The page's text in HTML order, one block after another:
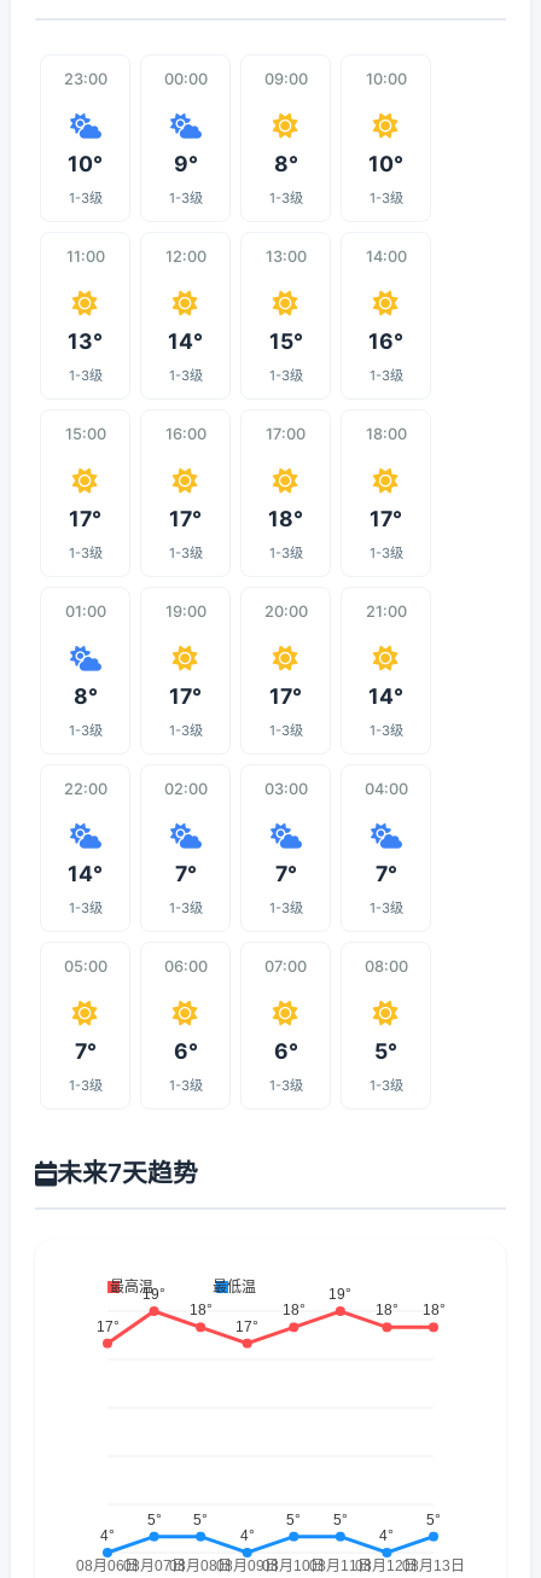
23:00
10°
1-3级
00:00
9°
1-3级
09:00
8°
1-3级
10:00
10°
1-3级
11:00
13°
1-3级
12:00
14°
1-3级
13:00
15°
1-3级
14:00
16°
1-3级
15:00
17°
1-3级
16:00
17°
1-3级
17:00
18°
1-3级
18:00
17°
1-3级
01:00
8°
1-3级
19:00
17°
1-3级
20:00
17°
1-3级
21:00
14°
1-3级
22:00
14°
1-3级
02:00
7°
1-3级
03:00
7°
1-3级
04:00
7°
1-3级
05:00
7°
1-3级
06:00
6°
1-3级
07:00
6°
1-3级
08:00
5°
1-3级
未来7天趋势